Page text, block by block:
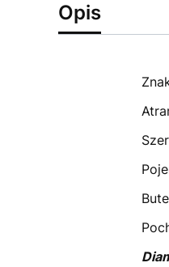
Opis